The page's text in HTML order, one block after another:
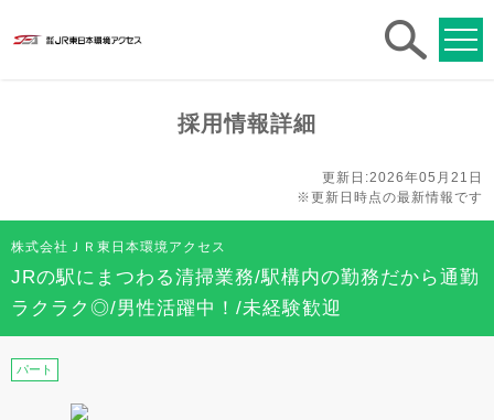
採用情報詳細
更新日:2026年05月21日
※更新日時点の最新情報です
株式会社ＪＲ東日本環境アクセス
JRの駅にまつわる清掃業務/駅構内の勤務だから通勤
ラクラク◎/男性活躍中！/未経験歓迎
パート